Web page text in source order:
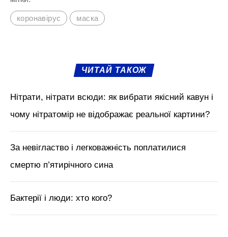
коронавірус маска
ЧИТАЙ ТАКОЖ
Нітрати, нітрати всюди: як вибрати якісний кавун і
чому нітратомір не відображає реальної картини?
За невігластво і легковажність поплатилися
смертю п’ятирічного сина
Бактерії і люди: хто кого?